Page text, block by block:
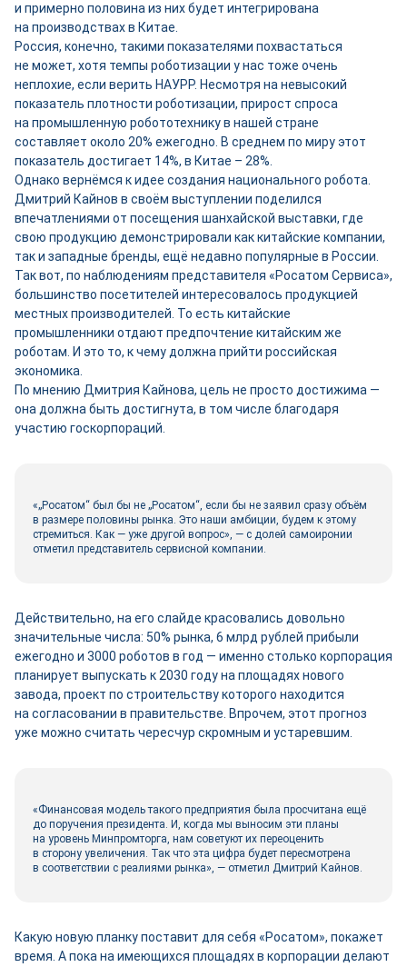
и примерно половина из них будет интегрирована
на производствах в Китае.
Россия, конечно, такими показателями похвастаться
не может, хотя темпы роботизации у нас тоже очень
неплохие, если верить НАУРР. Несмотря на невысокий
показатель плотности роботизации, прирост спроса
на промышленную робототехнику в нашей стране
составляет около 20% ежегодно. В среднем по миру этот
показатель достигает 14%, в Китае – 28%.
Однако вернёмся к идее создания национального робота.
Дмитрий Кайнов в своём выступлении поделился
впечатлениями от посещения шанхайской выставки, где
свою продукцию демонстрировали как китайские компании,
так и западные бренды, ещё недавно популярные в России.
Так вот, по наблюдениям представителя «Росатом Сервиса»,
большинство посетителей интересовалось продукцией
местных производителей. То есть китайские
промышленники отдают предпочтение китайским же
роботам. И это то, к чему должна прийти российская
экономика.
По мнению Дмитрия Кайнова, цель не просто достижима —
она должна быть достигнута, в том числе благодаря
участию госкорпораций.
«„Росатом“ был бы не „Росатом“, если бы не заявил сразу объём
в размере половины рынка. Это наши амбиции, будем к этому
стремиться. Как — уже другой вопрос», — с долей самоиронии
отметил представитель сервисной компании.
Действительно, на его слайде красовались довольно
значительные числа: 50% рынка, 6 млрд руб­лей прибыли
ежегодно и 3000 роботов в год — именно столько корпорация
планирует выпускать к 2030 году на площадях нового
завода, проект по строительству которого находится
на согласовании в правительстве. Впрочем, этот прогноз
уже можно считать чересчур скромным и устаревшим.
«Финансовая модель такого предприятия была просчитана ещё
до поручения президента. И, когда мы выносим эти планы
на уровень Минпромторга, нам советуют их переоценить
в сторону увеличения. Так что эта цифра будет пересмотрена
в соответствии с реалиями рынка», — отметил Дмитрий Кайнов.
Какую новую планку поставит для себя «Росатом», покажет
время. А пока на имеющихся площадях в корпорации делают